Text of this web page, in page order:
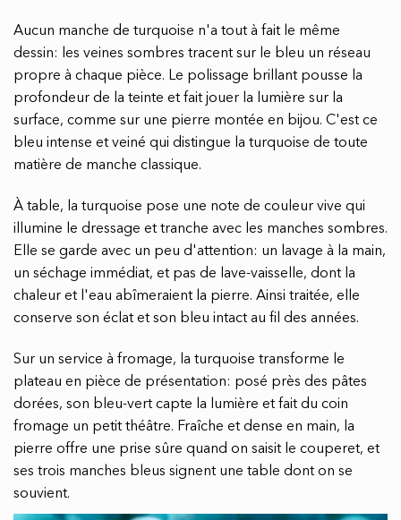
Aucun manche de turquoise n'a tout à fait le même
dessin: les veines sombres tracent sur le bleu un réseau
propre à chaque pièce. Le polissage brillant pousse la
profondeur de la teinte et fait jouer la lumière sur la
surface, comme sur une pierre montée en bijou. C'est ce
bleu intense et veiné qui distingue la turquoise de toute
matière de manche classique.
À table, la turquoise pose une note de couleur vive qui
illumine le dressage et tranche avec les manches sombres.
Elle se garde avec un peu d'attention: un lavage à la main,
un séchage immédiat, et pas de lave-vaisselle, dont la
chaleur et l'eau abîmeraient la pierre. Ainsi traitée, elle
conserve son éclat et son bleu intact au fil des années.
Sur un service à fromage, la turquoise transforme le
plateau en pièce de présentation: posé près des pâtes
dorées, son bleu-vert capte la lumière et fait du coin
fromage un petit théâtre. Fraîche et dense en main, la
pierre offre une prise sûre quand on saisit le couperet, et
ses trois manches bleus signent une table dont on se
souvient.